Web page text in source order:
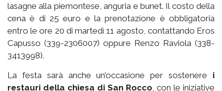
lasagne alla piemontese, anguria e bunet. Il costo della
cena è di 25 euro e la prenotazione è obbligatoria
entro le ore 20 di martedì 11 agosto, contattando Eros
Capusso (339-2306007) oppure Renzo Raviola (338-
3413998).
La festa sarà anche un’occasione per sostenere i
restauri della chiesa di San Rocco , con le iniziative